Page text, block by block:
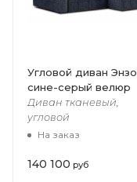
Угловой диван Энзо
сине-серый велюр
Диван тканевый,
угловой
На заказ
140 100 руб